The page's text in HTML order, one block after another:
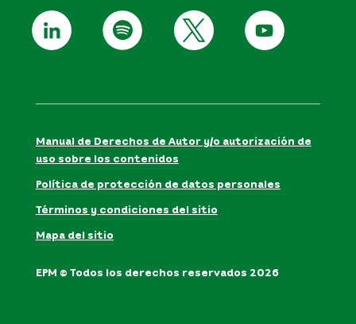
Manual de Derechos de Autor y/o autorización de
uso sobre los contenidos
Política de protección de datos personales
Términos y condiciones del sitio
Mapa del sitio
EPM © Todos los derechos reservados 2026